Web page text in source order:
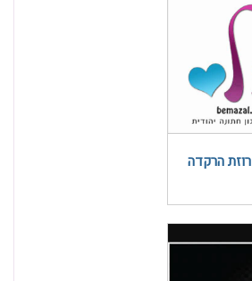
הרקדה